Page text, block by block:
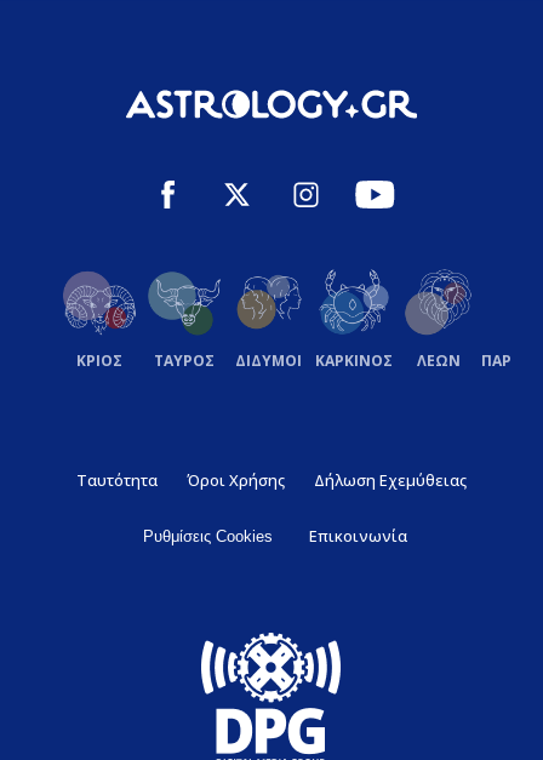
ΚΡΙΟΣ ΤΑΥΡΟΣ ΔΙΔΥΜΟΙ ΚΑΡΚΙΝΟΣ ΛΕΩΝ
Ταυτότητα Όροι Χρήσης Δήλωση Εχεμύθειας
Ρυθμίσεις Cookies Επικοινωνία